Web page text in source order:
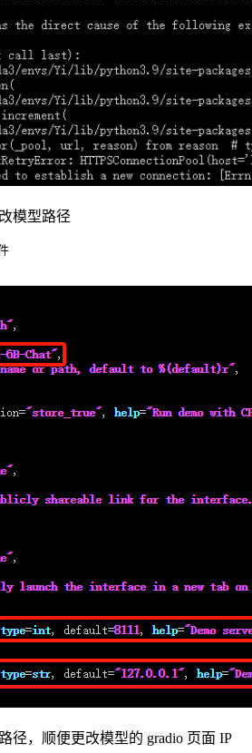
模型路径
径，顺便更改模型的 gradio 页面 IP